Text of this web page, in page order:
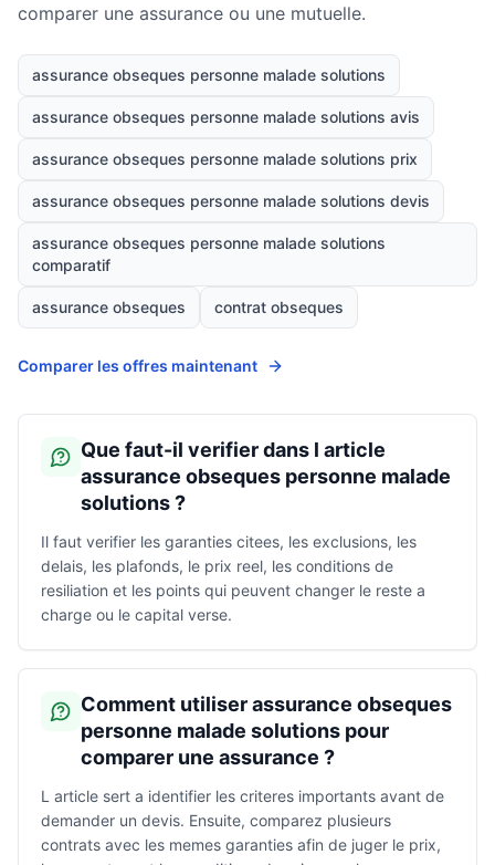
comparer une assurance ou une mutuelle.
assurance obseques personne malade solutions
assurance obseques personne malade solutions avis
assurance obseques personne malade solutions prix
assurance obseques personne malade solutions devis
assurance obseques personne malade solutions
comparatif
assurance obseques contrat obseques
Comparer les offres maintenant
Que faut-il verifier dans l article
assurance obseques personne malade
solutions ?
Il faut verifier les garanties citees, les exclusions, les
delais, les plafonds, le prix reel, les conditions de
resiliation et les points qui peuvent changer le reste a
charge ou le capital verse.
Comment utiliser assurance obseques
personne malade solutions pour
comparer une assurance ?
L article sert a identifier les criteres importants avant de
demander un devis. Ensuite, comparez plusieurs
contrats avec les memes garanties afin de juger le prix,